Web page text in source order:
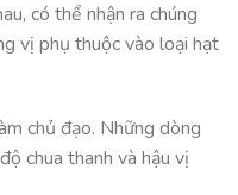
có thể nhận ra chúng
vị phụ thuộc vào loại hạt
chủ đạo. Những dòng
chua thanh và hậu vị